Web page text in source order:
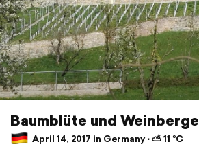
Baumblüte und Weinberge
April 14, 2017 in Germany ⋅ ⛅ 11 °C